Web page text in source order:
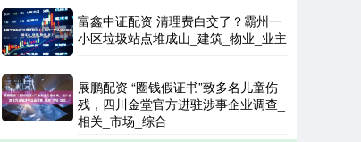
富鑫中证配资 清理费白交了？霸州一
小区垃圾站点堆成山_建筑_物业_业主
展鹏配资 “圈钱假证书”致多名儿童伤
残，四川金堂官方进驻涉事企业调查_
相关_市场_综合